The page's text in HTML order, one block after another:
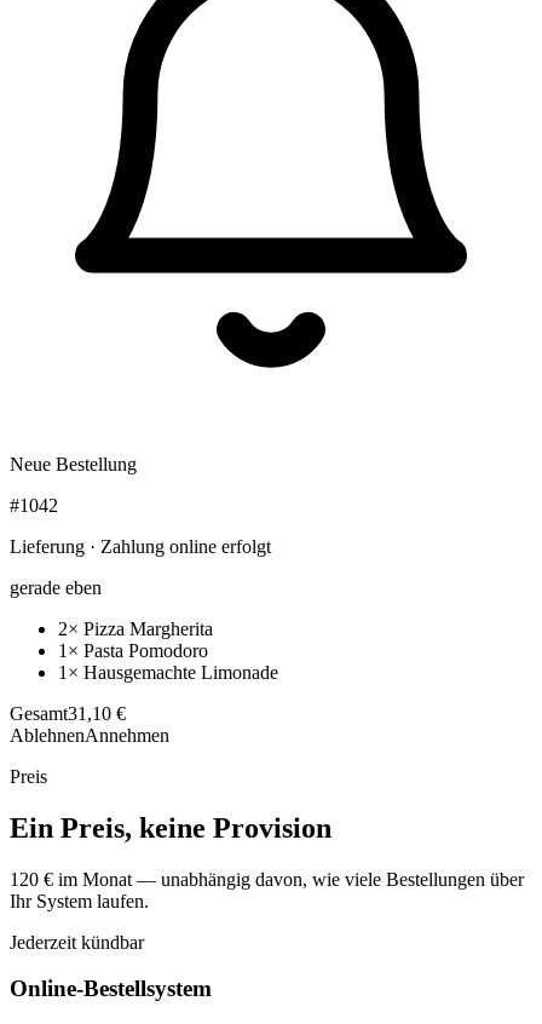
Neue Bestellung
#1042
Lieferung · Zahlung online erfolgt
gerade eben
2× Pizza Margherita
1× Pasta Pomodoro
1× Hausgemachte Limonade
Gesamt31,10 €
AblehnenAnnehmen
Preis
Ein Preis, keine Provision
120 € im Monat — unabhängig davon, wie viele Bestellungen über
Ihr System laufen.
Jederzeit kündbar
Online-Bestellsystem